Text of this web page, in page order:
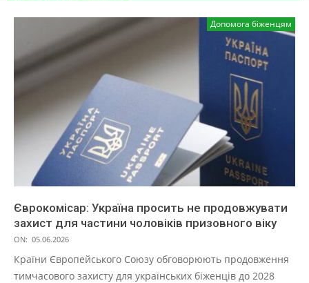
Допомога біженцям
Єврокомісар: Україна просить не продовжувати
захист для частини чоловіків призовного віку
ON: 05.06.2026
Країни Європейського Союзу обговорюють продовження
тимчасового захисту для українських біженців до 2028